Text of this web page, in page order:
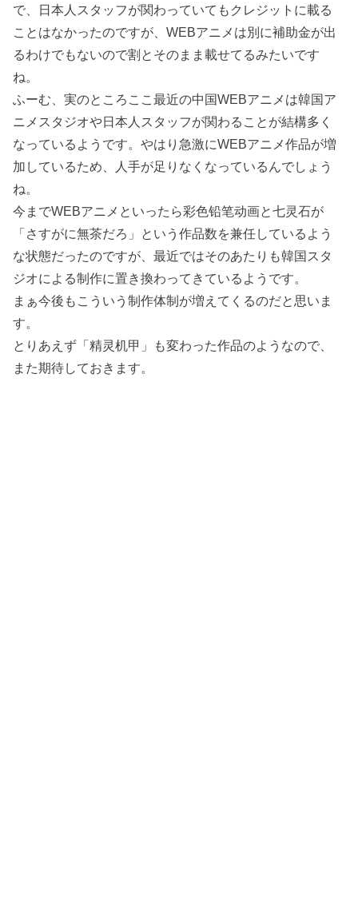
で、日本人スタッフが関わっていてもクレジットに載る
ことはなかったのですが、WEBアニメは別に補助金が出
るわけでもないので割とそのまま載せてるみたいです
ね。
ふーむ、実のところここ最近の中国WEBアニメは韓国ア
ニメスタジオや日本人スタッフが関わることが結構多く
なっているようです。やはり急激にWEBアニメ作品が増
加しているため、人手が足りなくなっているんでしょう
ね。
今までWEBアニメといったら彩色铅笔动画と七灵石が
「さすがに無茶だろ」という作品数を兼任しているよう
な状態だったのですが、最近ではそのあたりも韓国スタ
ジオによる制作に置き換わってきているようです。
まぁ今後もこういう制作体制が増えてくるのだと思いま
す。
とりあえず「精灵机甲」も変わった作品のようなので、
また期待しておきます。